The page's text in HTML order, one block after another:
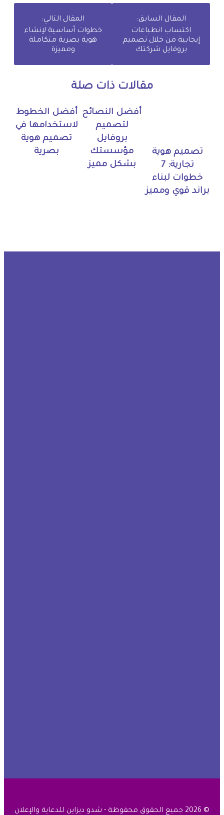
المقال السابق:
اكتساب انطباعات
إيجابية من خلال تصميم
بروفايل شركتك
المقال التالي:
خطوات أساسية لإنشاء
هوية بصرية متكاملة
ومميزة
مقالات ذات صلة
تصميم هوية
تجارية: 7
خطوات لبناء
براند قوي ومميز
أفضل النصائح
لتصميم
بروفايل
مؤسستك
بشكل مميز
أفضل الخطوط
لاستخدامها في
تصميم هوية
بصرية
© 2026 جميع الحقوق محفوظة - شدو ديزاين للدعاية والإعلان